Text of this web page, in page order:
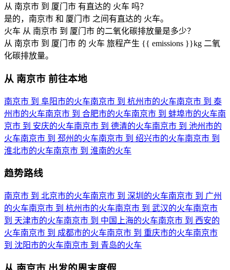
从 南京市 到 厦门市 有直达的 火车 吗？
是的，南京市 和 厦门市 之间有直达的 火车。
火车 从 南京市 到 厦门市 的二氧化碳排放量是多少？
从 南京市 到 厦门市 的 火车 旅程产生 {{ emissions }}kg 二氧
化碳排放量。
从 南京市 前往本地
南京市 到 阜阳市的火车南京市 到 杭州市的火车南京市 到 泰
州市的火车南京市 到 合肥市的火车南京市 到 蚌埠市的火车南
京市 到 安庆的火车南京市 到 德清的火车南京市 到 池州市的
火车南京市 到 邳州的火车南京市 到 绍兴市的火车南京市 到
淮北市的火车南京市 到 淮南的火车
趋势路线
南京市 到 北京市的火车南京市 到 深圳的火车南京市 到 广州
的火车南京市 到 杭州市的火车南京市 到 武汉的火车南京市
到 天津市的火车南京市 到 中国上海的火车南京市 到 西安的
火车南京市 到 成都市的火车南京市 到 重庆市的火车南京市
到 沈阳市的火车南京市 到 青岛的火车